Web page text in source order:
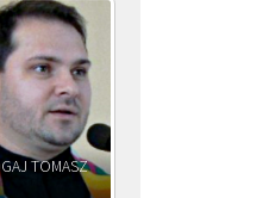
O. JÓZEF OLEKSY SJ